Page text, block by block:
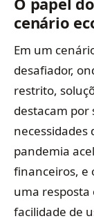
cenário
Em um
desafiador,
restrito,
destacam por
necessidades
pandemia
financeiros, e
uma resposta
facilidade de